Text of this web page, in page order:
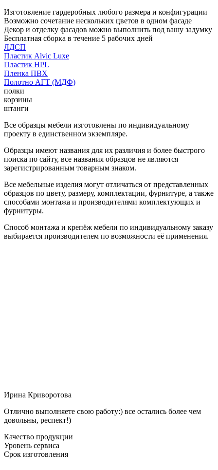
Изготовление гардеробных любого размера и конфигурации
Возможно сочетание нескольких цветов в одном фасаде
Декор и отделку фасадов можно выполнить под вашу задумку
Бесплатная сборка в течение 5 рабочих дней
ЛДСП
Пластик Alvic Luxe
Пластик HPL
Пленка ПВХ
Полотно АГТ (МДФ)
полки
корзины
штанги
Все образцы мебели изготовлены по индивидуальному
проекту в единственном экземпляре.
Образцы имеют названия для их различия и более быстрого
поиска по сайту, все названия образцов не являются
зарегистрированным товарным знаком.
Все мебельные изделия могут отличаться от представленных
образцов по цвету, размеру, комплектации, фурнитуре, а также
способами монтажа и производителями комплектующих и
фурнитуры.
Способ монтажа и крепёж мебели по индивидуальному заказу
выбирается производителем по возможности её применения.
Ирина Криворотова
Отлично выполняете свою работу:) все остались более чем
довольны, респект!)
Качество продукции
Уровень сервиса
Срок изготовления